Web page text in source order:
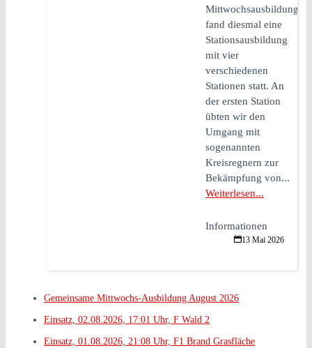
Mittwochsausbildung
fand diesmal eine
Stationsausbildung
mit vier
verschiedenen
Stationen statt. An
der ersten Station
übten wir den
Umgang mit
sogenannten
Kreisregnern zur
Bekämpfung von...
Weiterlesen...
Informationen
13 Mai 2026
Gemeinsame Mittwochs-Ausbildung August 2026
Einsatz, 02.08.2026, 17:01 Uhr, F Wald 2
Einsatz, 01.08.2026, 21:08 Uhr, F1 Brand Grasfläche